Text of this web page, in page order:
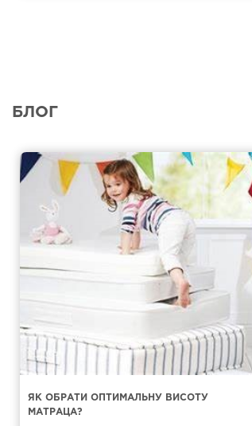
БЛОГ
ЯК ОБРАТИ ОПТИМАЛЬНУ ВИСОТУ
МАТРАЦА?